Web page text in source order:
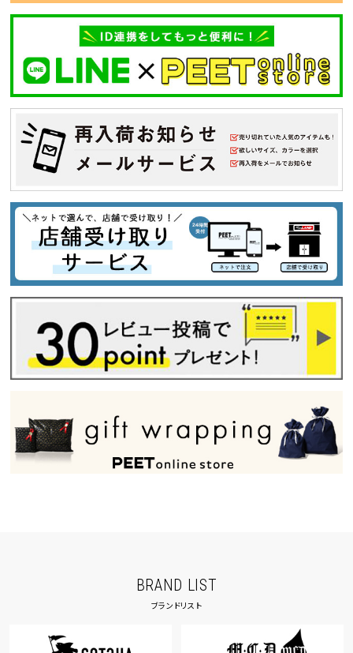
カテゴリ
サイズ
M
L
XXL
XXXL
29inc
30inc
32inc
34inc
36inc
38inc
40inc
KIDS
カラー
tune 絞り込んで検索する
BRAND LIST
ブランドリスト